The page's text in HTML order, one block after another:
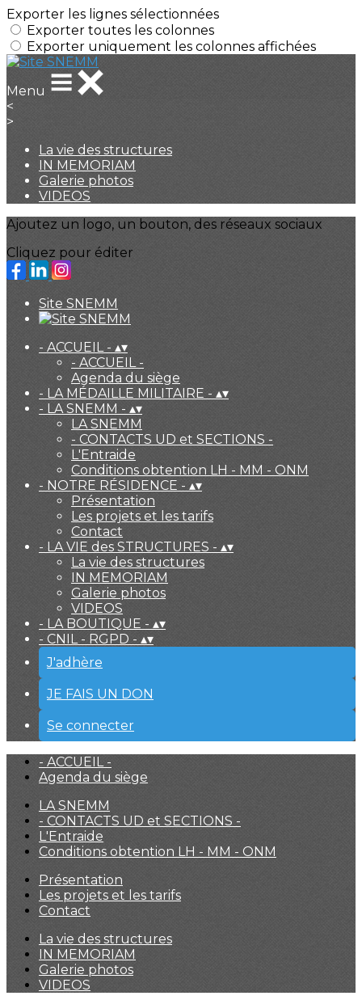
Exporter les lignes sélectionnées
Exporter toutes les colonnes
Exporter uniquement les colonnes affichées
Menu
<
>
La vie des structures
IN MEMORIAM
Galerie photos
VIDEOS
Ajoutez un logo, un bouton, des réseaux sociaux
Cliquez pour éditer
Site SNEMM
- ACCUEIL - ▴▾
- ACCUEIL -
Agenda du siège
- LA MÉDAILLE MILITAIRE - ▴▾
- LA SNEMM - ▴▾
LA SNEMM
- CONTACTS UD et SECTIONS -
L'Entraide
Conditions obtention LH - MM - ONM
- NOTRE RÉSIDENCE - ▴▾
Présentation
Les projets et les tarifs
Contact
- LA VIE des STRUCTURES - ▴▾
La vie des structures
IN MEMORIAM
Galerie photos
VIDEOS
- LA BOUTIQUE - ▴▾
- CNIL - RGPD - ▴▾
J'adhère
JE FAIS UN DON
Se connecter
- ACCUEIL -
Agenda du siège
LA SNEMM
- CONTACTS UD et SECTIONS -
L'Entraide
Conditions obtention LH - MM - ONM
Présentation
Les projets et les tarifs
Contact
La vie des structures
IN MEMORIAM
Galerie photos
VIDEOS